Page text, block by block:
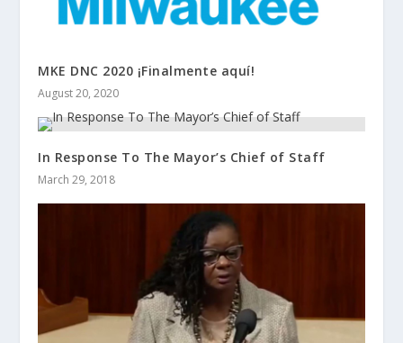
MKE DNC 2020 ¡Finalmente aquí!
August 20, 2020
In Response To The Mayor’s Chief of Staff
March 29, 2018